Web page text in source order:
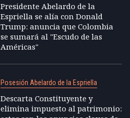
Presidente Abelardo de la
Espriella se alía con Donald
Trump: anuncia que Colombia
se sumará al "Escudo de las
Américas"
Posesión Abelardo de la Espriella
Descarta Constituyente y
elimina impuesto al patrimonio: